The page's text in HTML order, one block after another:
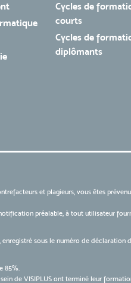
Cycles de
courts
Cycles de
diplômants
et plagieurs, vous êtes
préalable, à tout utilisateur
sous le numéro de déclaration
85%.
de VISIPLUS ont terminé leur